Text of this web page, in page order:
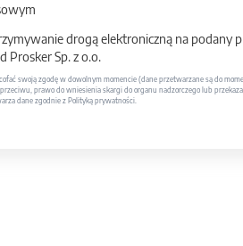
drogą elektroniczną na podany
Prosker Sp. z o.o.
swoją zgodę w dowolnym momencie (dane przetwarzane są do
prawo do wniesienia skargi do organu nadzorczego lub
dane zgodnie z Polityką prywatności.